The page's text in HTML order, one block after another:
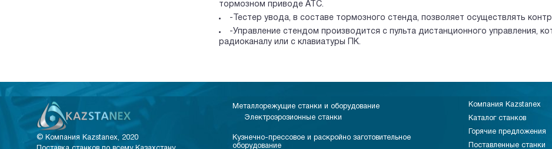
тормозном приводе АТС.
-Тестер увода, в составе тормозного стенда, позволяет осуществлять
-Управление стендом производится с пульта дистанционного управления,
радиоканалу или с клавиатуры ПК.
© Компания Kazstanex, 2020
Металлорежущие станки и оборудование
Электроэрозионные станки
Кузнечно-прессовое и раскройно заготовительное
оборудование
Компания Kazstanex
Каталог станков
Горячие предложения
Поставленные станки